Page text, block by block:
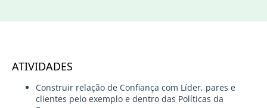
ATIVIDADES
Construir relação de Confiança com Líder, pares e
clientes pelo exemplo e dentro das Políticas da